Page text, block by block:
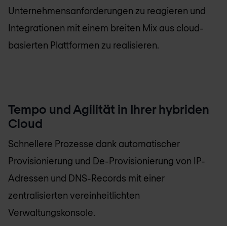
Unternehmensanforderungen zu reagieren und
Integrationen mit einem breiten Mix aus cloud-
basierten Plattformen zu realisieren.
Tempo und Agilität in Ihrer hybriden
Cloud
Schnellere Prozesse dank automatischer
Provisionierung und De-Provisionierung von IP-
Adressen und DNS-Records mit einer
zentralisierten vereinheitlichten
Verwaltungskonsole.